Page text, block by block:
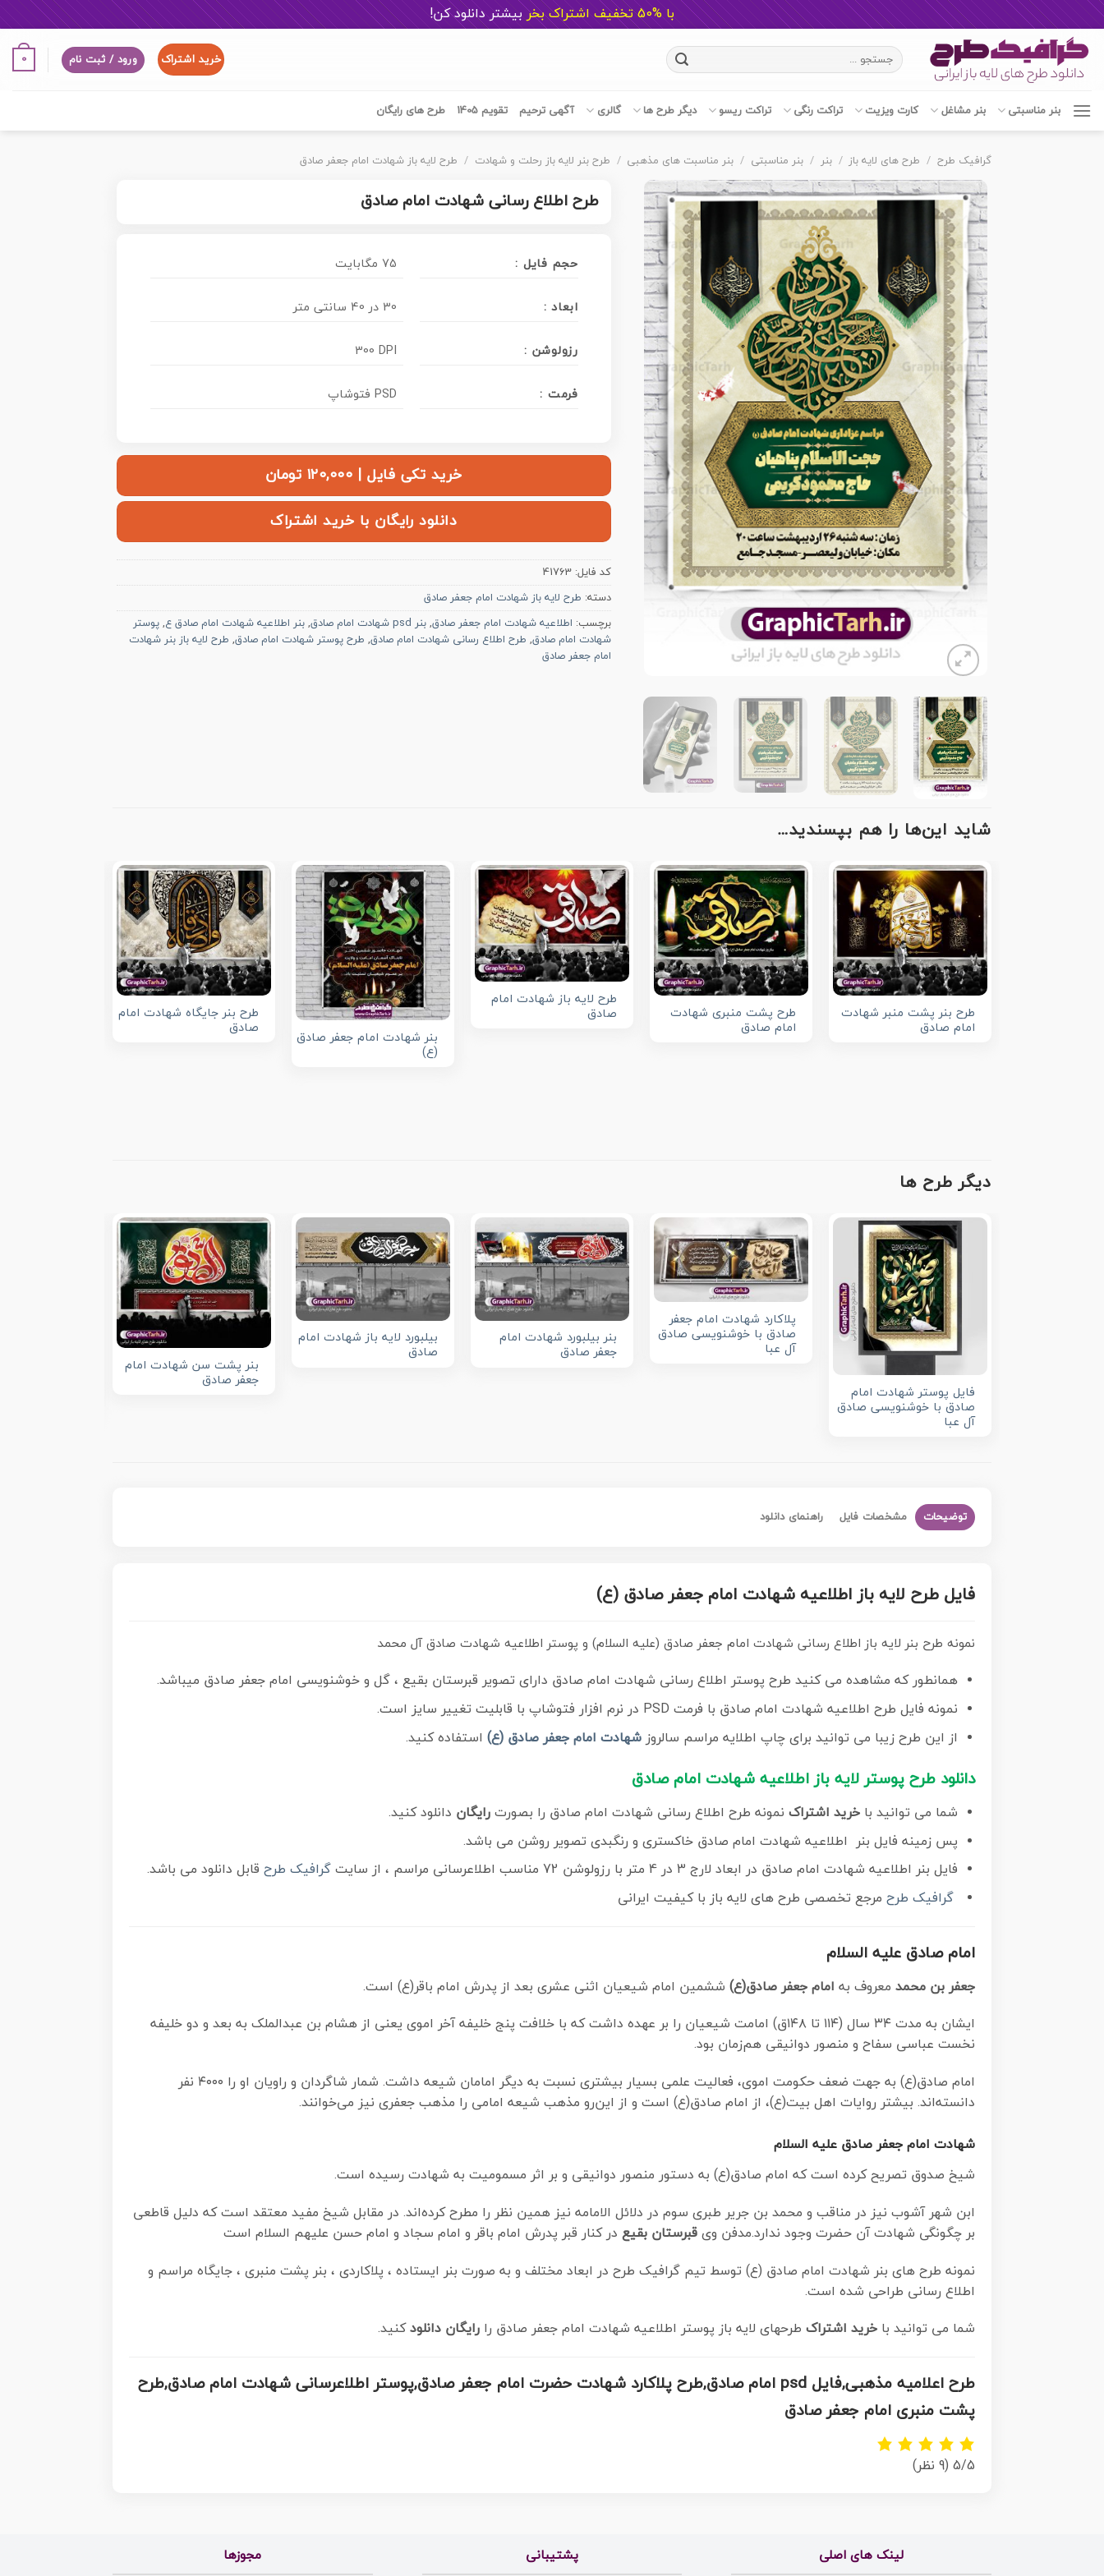
با %50 تخفیف اشتراک بخر بیشتر دانلود کن!
content
جستجو
برای:
خرید اشتراک ورود / ثبت نام 0
بنر مناسبتی بنر مشاغل کارت ویزیت تراکت رنگی تراکت ریسو دیگر طرح ها گالری آگهی ترحیم تقویم 1405 طرح های رایگان
گرافیک طرح / طرح های لایه باز / بنر / بنر مناسبتی / بنر مناسبت های مذهبی / طرح بنر لایه باز رحلت و شهادت / طرح لایه باز شهادت امام جعفر صادق
طرح اطلاع رسانی شهادت امام صادق
حجم فایل : 75 مگابایت
ابعاد : 30 در 40 سانتی متر
رزولوشن : 300 DPI
فرمت : PSD فتوشاپ
خرید تکی فایل | ۱۲۰,۰۰۰ تومان
دانلود رایگان با خرید اشتراک
کد فایل:41763
دسته: طرح لایه باز شهادت امام جعفر صادق
برچسب: اطلاعیه شهادت امام جعفر صادق,بنر psd شهادت امام صادق ,بنر اطلاعیه شهادت امام صادق ع,پوستر
شهادت امام صادق, طرح اطلاع رسانی شهادت امام صادق, طرح پوستر شهادت امام صادق, طرح لایه باز بنر شهادت
امام جعفر صادق
شاید این‌ها را هم بپسندید…
طرح بنر پشت منبر شهادت
امام صادق
طرح پشت منبری شهادت
امام صادق
طرح لایه باز شهادت امام
صادق
بنر شهادت امام جعفر صادق
(ع)
طرح بنر جایگاه شهادت امام
صادق
دیگر طرح ها
فایل پوستر شهادت امام
صادق با خوشنویسی صادق
آل عبا
پلاکارد شهادت امام جعفر
صادق با خوشنویسی صادق
آل عبا
بنر بیلبورد شهادت امام
جعفر صادق
بیلبورد لایه باز شهادت امام
صادق
بنر پشت سن شهادت امام
جعفر صادق
توضیحات مشخصات فایل راهنمای دانلود
فایل طرح لایه باز اطلاعیه شهادت امام جعفر صادق (ع)
نمونه طرح بنر لایه باز اطلاع رسانی شهادت امام جعفر صادق (علیه السلام) و پوستر اطلاعیه شهادت صادق آل محمد
همانطور که مشاهده می کنید طرح پوستر اطلاع رسانی شهادت امام صادق دارای تصویر قبرستان بقیع ، گل و خوشنویسی امام جعفر صادق میباشد.
نمونه فایل طرح اطلاعیه شهادت امام صادق با فرمت PSD در نرم افزار فتوشاپ با قابلیت تغییر سایز است.
از این طرح زیبا می توانید برای چاپ اطلایه مراسم سالروز شهادت امام جعفر صادق (ع)استفاده کنید.
دانلود طرح پوستر لایه باز اطلاعیه شهادت امام صادق
شما می توانید با خرید اشتراکنمونه طرح اطلاع رسانی شهادت امام صادق را بصورت رایگان دانلود کنید.
پس زمینه فایل بنر اطلاعیه شهادت امام صادق خاکستری و رنگبدی تصویر روشن می باشد.
فایل بنر اطلاعیه شهادت امام صادق در ابعاد لارج 3 در 4 متر با رزولوشن 72 مناسب اطلاعرسانی مراسم ، از سایت
گرافیک طرحقابل دانلود می باشد.
گرافیک طرحمرجع تخصصی طرح های لایه باز با کیفیت ایرانی
امام صادق علیه السلام
جعفر بن محمد معروف به امام جعفر صادق(ع) ششمین امام شیعیان اثنی عشری بعد از پدرش امام باقر(ع) است.
ایشان به مدت ۳۴ سال (۱۱۴ تا ۱۴۸ق) امامت شیعیان را بر عهده داشت که با خلافت پنج خلیفه آخر اموی یعنی از هشام بن عبدالملک به بعد و دو خلیفه
نخست عباسی سفاح و منصور دوانیقی هم‌زمان بود.
امام صادق(ع) به جهت ضعف حکومت اموی، فعالیت علمی بسیار بیشتری نسبت به دیگر امامان شیعه داشت. شمار شاگردان و راویان او را ۴۰۰۰ نفر
دانسته‌اند. بیشتر روایات اهل بیت(ع)، از امام صادق(ع) است و از این‌رو مذهب شیعه امامی را مذهب جعفری نیز می‌خوانند.
شهادت امام جعفر صادق علیه السلام
شیخ صدوق تصریح کرده است که امام صادق(ع) به دستور منصور دوانیقی و بر اثر مسمومیت به شهادت رسیده است.
ابن شهر آشوب نیز در مناقب و محمد بن جریر طبری سوم در دلائل الامامه نیز همین نظر را مطرح کرده‌اند. در مقابل شیخ مفید معتقد است که دلیل قاطعی
بر چگونگی شهادت آن حضرت وجود ندارد.مدفن وی قبرستان بقیع در کنار قبر پدرش امام باقر و امام سجاد و امام حسن علیهم السلام است
نمونه طرح های بنر شهادت امام صادق (ع) توسط تیم گرافیک طرح در ابعاد مختلف و به صورت بنر ایستاده ، پلاکاردی ، بنر پشت منبری ، جایگاه مراسم و
اطلاع رسانی طراحی شده است.
شما می توانید با خرید اشتراک طرحهای لایه باز پوستر اطلاعیه شهادت امام جعفر صادق را رایگان دانلودکنید.
طرح اعلامیه مذهبی,فایل psd امام صادق,طرح پلاکارد شهادت حضرت امام جعفر صادق,پوستر اطلاعرسانی شهادت امام صادق,طرح
پشت منبری امام جعفر صادق
5/5 (9 نظر)
لینک های اصلی پشتیبانی مجوزها